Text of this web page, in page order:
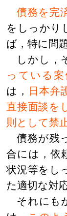
債務を完
をしっかり
ば，特に問
しかし，
っている案
は， 日本弁
直接面談を
則として禁
債務が残
合には，依
状況等をし
た適切な対
それにも